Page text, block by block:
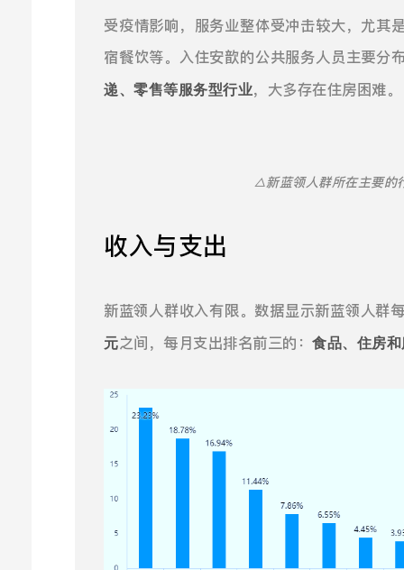
受疫情影响，服务业整体受冲击较大，尤其
宿餐饮等。入住安歆的公共服务人员主要分
递、零售等服务型行业，大多存在住房困难。
△新蓝领人群所在主要的
收入与支出
新蓝领人群收入有限。数据显示新蓝领人群
元之间，每月支出排名前三的： 食品、住房